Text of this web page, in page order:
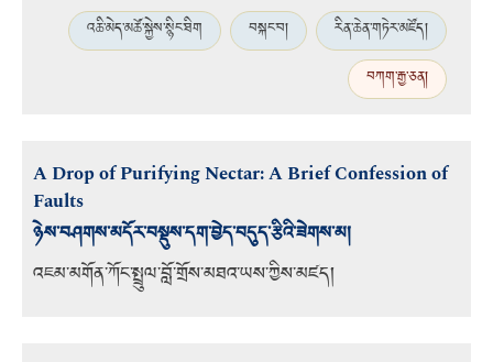
འཆི་མེད་མཚོ་སྐྱེས་སྙིང་ཐིག བསྐང་བ།
རིན་ཆེན་གཏེར་མཛོད།
བཀག་རྒྱ་ཅན།
A Drop of Purifying Nectar: A Brief Confession of
Faults
ཉེས་བཤགས་མདོར་བསྡུས་དག་བྱེད་བདུད་རྩིའི་ཟེགས་མ།
འཇམ་མགོན་ཀོང་སྤྲུལ་བློ་གྲོས་མཐའ་ཡས་ཀྱིས་མཛད།